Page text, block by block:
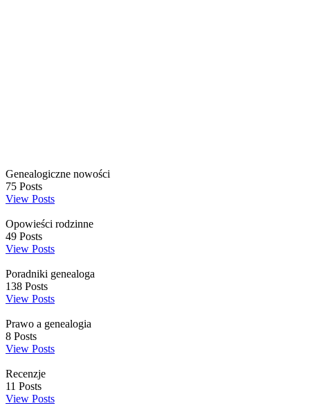
Genealogiczne nowości
75 Posts
View Posts
Opowieści rodzinne
49 Posts
View Posts
Poradniki genealoga
138 Posts
View Posts
Prawo a genealogia
8 Posts
View Posts
Recenzje
11 Posts
View Posts